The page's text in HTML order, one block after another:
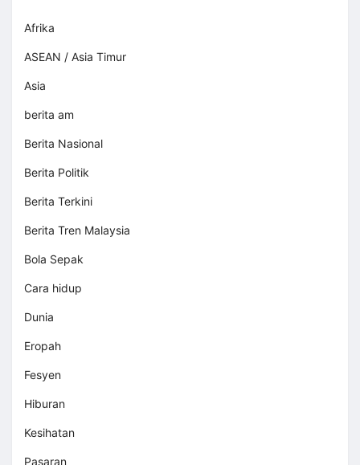
Afrika
ASEAN / Asia Timur
Asia
berita am
Berita Nasional
Berita Politik
Berita Terkini
Berita Tren Malaysia
Bola Sepak
Cara hidup
Dunia
Eropah
Fesyen
Hiburan
Kesihatan
Pasaran